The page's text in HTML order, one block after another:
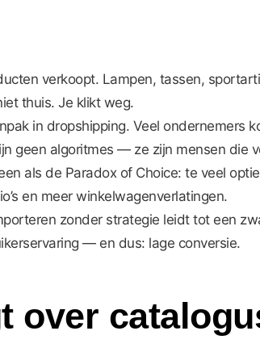
verkoopt. Lampen, tassen,
thuis. Je klikt weg.
in dropshipping. Veel ondernemers
geen algoritmes — ze zijn mensen die
als de Paradox of Choice: te veel
en meer winkelwagenverlatingen.
zonder strategie leidt tot een
— en dus: lage conversie.
over